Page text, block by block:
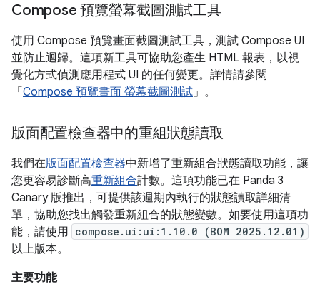
Compose 預覽螢幕截圖測試工具
使用 Compose 預覽畫面截圖測試工具，測試 Compose UI
並防止迴歸。這項新工具可協助您產生 HTML 報表，以視
覺化方式偵測應用程式 UI 的任何變更。詳情請參閱
「Compose 預覽畫面 螢幕截圖測試 」。
版面配置檢查器中的重組狀態讀取
我們在版面配置檢查器中新增了重新組合狀態讀取功能，讓
您更容易診斷高重新組合計數。這項功能已在 Panda 3
Canary 版推出，可提供該週期內執行的狀態讀取詳細清
單，協助您找出觸發重新組合的狀態變數。如要使用這項功
能，請使用 compose.ui:ui:1.10.0 (BOM 2025.12.01)
以上版本。
主要功能